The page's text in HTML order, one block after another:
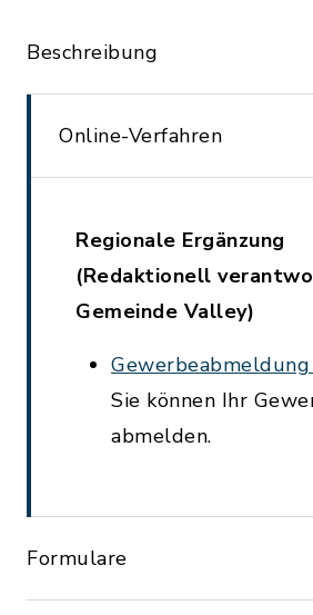
Beschreibung
Online-Verfahren
Regionale Ergänzung
(Redaktionell
Gemeinde Valley)
Sie können Ihr
abmelden.
Formulare